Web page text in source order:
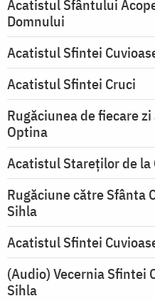
Acatistul Sfântului
Domnului
Acatistul Sfintei
Acatistul Sfintei Cruci
Rugăciunea de fiecare
Optina
Acatistul Stareţilor de la
Rugăciune către Sfânta
Sihla
Acatistul Sfintei
(Audio) Vecernia Sfintei
Sihla